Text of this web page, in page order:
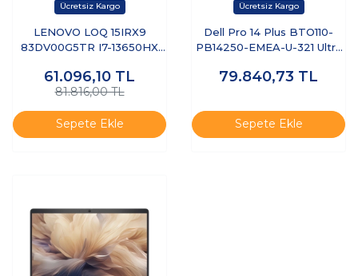
LENOVO LOQ 15IRX9
83DV00G5TR I7-13650HX
RTX3050 15.6" DOS
61.096,10 TL
81.816,00 TL
Sepete Ekle
Dell Pro 14 Plus BTO110-
PB14250-EMEA-U-321 Ultra
Free Dos Dizüstü Bilgisayar
79.840,73 TL
Sepete Ekle